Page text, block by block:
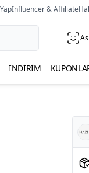
Influencer & Affiliate
İNDIRIM